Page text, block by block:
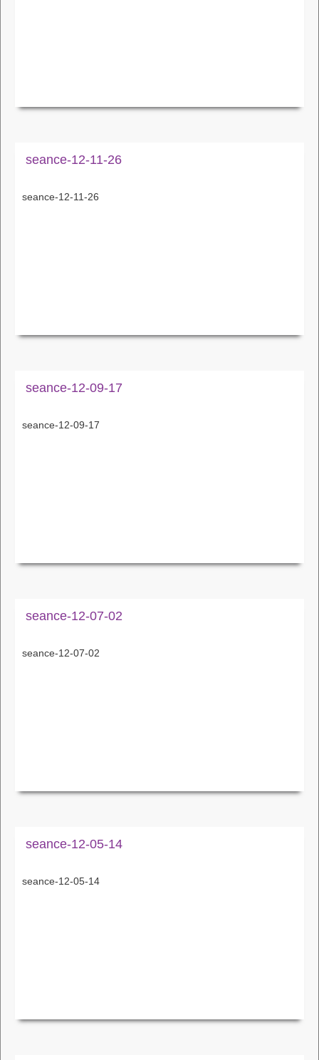
seance-12-11-26
seance-12-11-26
seance-12-09-17
seance-12-09-17
seance-12-07-02
seance-12-07-02
seance-12-05-14
seance-12-05-14